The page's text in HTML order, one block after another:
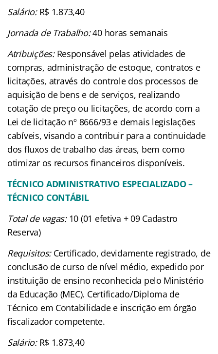
Salário:R$ 1.873,40
Jornada de Trabalho:40 horas semanais
Atribuições: Responsável pelas atividades de
compras, administração de estoque, contratos e
licitações, através do controle dos processos de
aquisição de bens e de serviços, realizando
cotação de preço ou licitações, de acordo com a
Lei de licitação nº 8666/93 e demais legislações
cabíveis, visando a contribuir para a continuidade
dos fluxos de trabalho das áreas, bem como
otimizar os recursos financeiros disponíveis.
TÉCNICO ADMINISTRATIVO ESPECIALIZADO –
TÉCNICO CONTÁBIL
Total de vagas:10 (01 efetiva + 09 Cadastro
Reserva)
Requisitos:Certificado, devidamente registrado, de
conclusão de curso de nível médio, expedido por
instituição de ensino reconhecida pelo Ministério
da Educação (MEC). Certificado/Diploma de
Técnico em Contabilidade e inscrição em órgão
fiscalizador competente.
Salário:R$ 1.873,40